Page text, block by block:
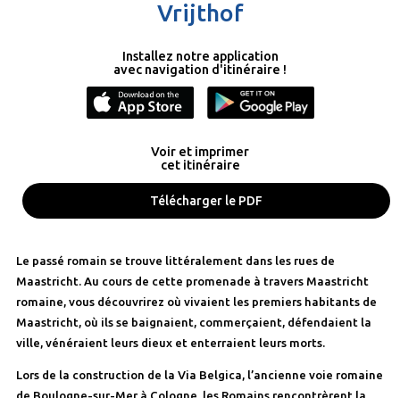
Vrijthof
Installez notre application
avec navigation d'itinéraire !
Voir et imprimer
cet itinéraire
Télécharger le PDF
Le passé romain se trouve littéralement dans les rues de
Maastricht. Au cours de cette promenade à travers Maastricht
romaine, vous découvrirez où vivaient les premiers habitants de
Maastricht, où ils se baignaient, commerçaient, défendaient la
ville, vénéraient leurs dieux et enterraient leurs morts.
Lors de la construction de la Via Belgica, l’ancienne voie romaine
de Boulogne-sur-Mer à Cologne, les Romains rencontrèrent la